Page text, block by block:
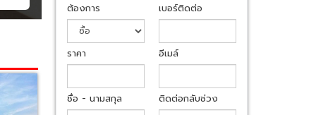
ต้องการ
ราคา
ชื่อ - นามสกุล
เบอร์ติดต่อ
อีเมล์
ติดต่อกลับช่วง